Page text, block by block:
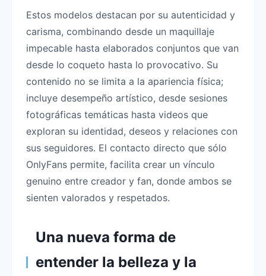
Estos modelos destacan por su autenticidad y
carisma, combinando desde un maquillaje
impecable hasta elaborados conjuntos que van
desde lo coqueto hasta lo provocativo. Su
contenido no se limita a la apariencia física;
incluye desempeño artístico, desde sesiones
fotográficas temáticas hasta videos que
exploran su identidad, deseos y relaciones con
sus seguidores. El contacto directo que sólo
OnlyFans permite, facilita crear un vínculo
genuino entre creador y fan, donde ambos se
sienten valorados y respetados.
Una nueva forma de
entender la belleza y la